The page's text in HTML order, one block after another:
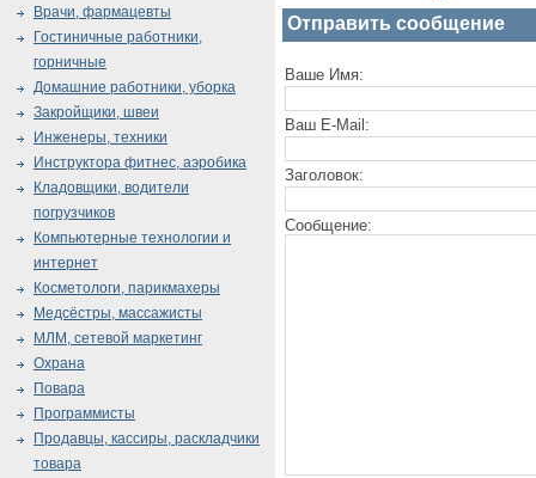
Отправить сообщение
Ваше Имя:
Ваш E-Mail:
Заголовок:
Сообщение:
Врачи, фармацевты
Гостиничные работники,
горничные
Домашние работники, уборка
Закройщики, швеи
Инженеры, техники
Инструктора фитнес, аэробика
Кладовщики, водители
погрузчиков
Компьютерные технологии и
интернет
Косметологи, парикмахеры
Медсёстры, массажисты
МЛМ, сетевой маркетинг
Охрана
Повара
Программисты
Продавцы, кассиры, раскладчики
товара